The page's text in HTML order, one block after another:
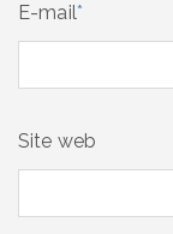
E-mail*
Site web